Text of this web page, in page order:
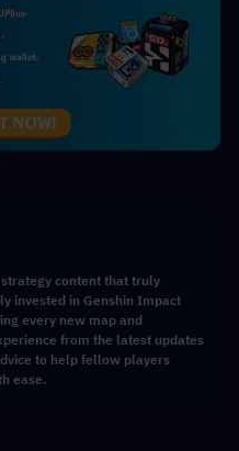
content that truly
invested in Genshin Impact
every new map and
from the latest updates
to help fellow players
ease.